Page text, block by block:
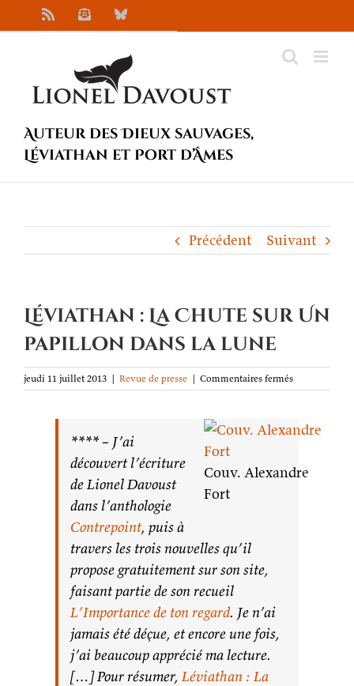
au
NewsletterBluesky
Auteur des Dieux sauvages,
Léviathan et Port d’Âmes
Précédent Suivant
Léviathan : La Chute sur Un
papillon dans la lune
jeudi 11 juillet 2013 | Revue de presse | Commentaires ferméssur
Léviathan
Chute
papillon
Couv. Alexandre
Fort
****– J’ai
découvert l’écriture
de Lionel Davoust
dans l’anthologie
Contrepoint, puis à
travers les trois nouvelles qu’il
propose gratuitement sur son site,
faisant partie de son recueil
L’Importance de ton regard. Je n’ai
jamais été déçue, et encore une fois,
j’ai beaucoup apprécié ma lecture.
[…] Pour résumer, Léviathan : La